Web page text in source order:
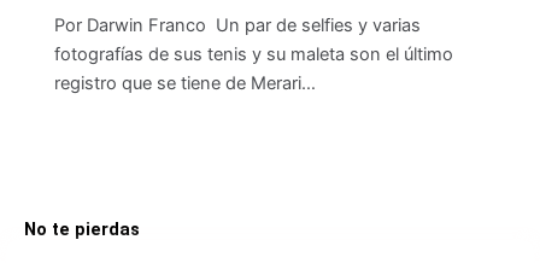
Por Darwin Franco Un par de selfies y varias
fotografías de sus tenis y su maleta son el último
registro que se tiene de Merari…
No te pierdas